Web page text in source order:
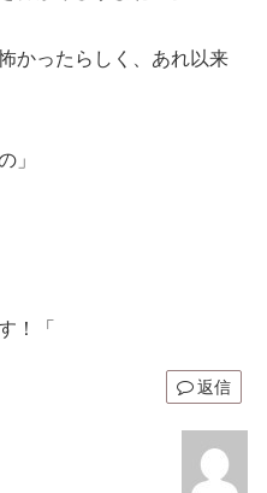
かったらしく、あれ以来
」
！「
返信